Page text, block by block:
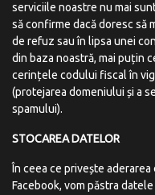
serviciile noastre nu mai
să confirme dacă doresc să
de refuz sau în lipsa unei
din baza noastră, mai puțin
cerințele codului fiscal în
(protejarea domeniului și a
spamului).
STOCAREADATELOR
În ceea ce privește
Facebook, vom păstra